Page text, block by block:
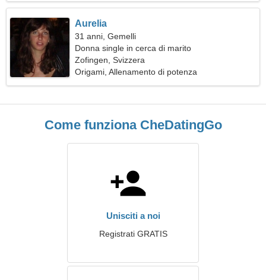
Aurelia
31 anni, Gemelli
Donna single in cerca di marito
Zofingen, Svizzera
Origami, Allenamento di potenza
Come funziona CheDatingGo
Unisciti a noi
Registrati GRATIS